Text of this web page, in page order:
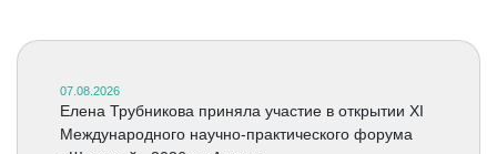
07.08.2026
Елена Трубникова приняла участие в открытии XI
Международного научно-практического форума